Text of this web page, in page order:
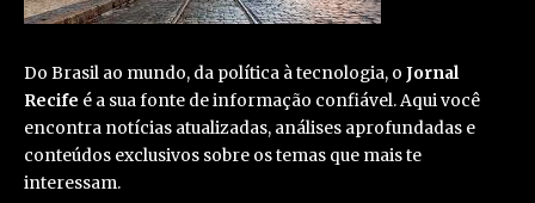
Do Brasil ao mundo, da política à tecnologia, o Jornal
Recife é a sua fonte de informação confiável. Aqui você
encontra notícias atualizadas, análises aprofundadas e
conteúdos exclusivos sobre os temas que mais te
interessam.